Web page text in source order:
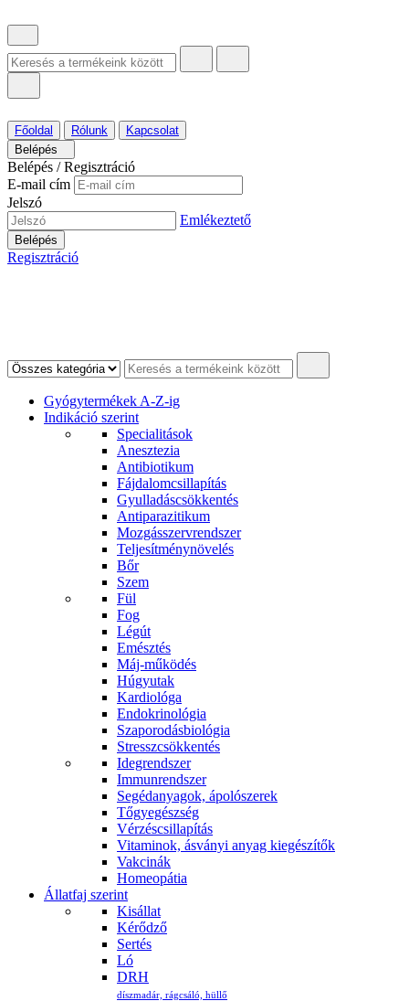
Főoldal Rólunk
Kapcsolat
Belépés
Belépés / Regisztráció
E-mail cím
Jelszó
Emlékeztető
Belépés
Regisztráció
Gyógytermékek A-Z-ig
Indikáció szerint
Specialitások
Anesztezia
Antibiotikum
Fájdalomcsillapítás
Gyulladáscsökkentés
Antiparazitikum
Mozgásszervrendszer
Teljesítménynövelés
Bőr
Szem
Fül
Fog
Légút
Emésztés
Máj-működés
Húgyutak
Kardiológa
Endokrinológia
Szaporodásbiológia
Stresszcsökkentés
Idegrendszer
Immunrendszer
Segédanyagok, ápolószerek
Tőgyegészség
Vérzéscsillapítás
Vitaminok, ásványi anyag kiegészítők
Vakcinák
Homeopátia
Állatfaj szerint
Kisállat
Kérődző
Sertés
Ló
DRH
díszmadár, rágcsáló, hüllő